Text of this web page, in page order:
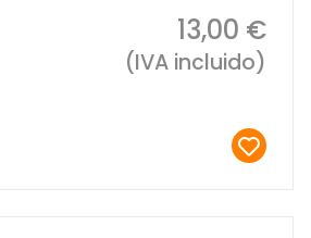
13,00 €
(IVA incluido)